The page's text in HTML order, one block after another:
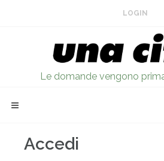
LOGIN
Le domande vengono
Accedi